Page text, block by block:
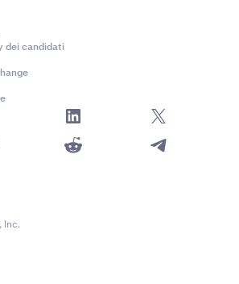
dei candidati
Inc.